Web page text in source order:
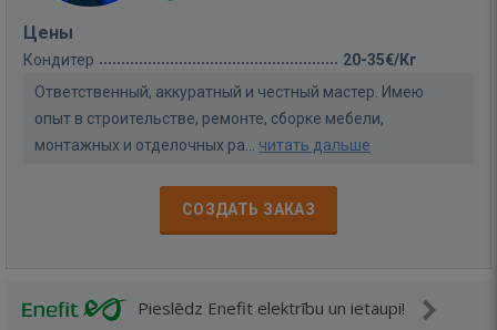
Цены
Кондитер
20-35€/Кг
Ответственный, аккуратный и честный мастер. Имею
опыт в строительстве, ремонте, сборке мебели,
монтажных и отделочных ра... читать дальше
СОЗДАТЬ ЗАКАЗ
Pieslēdz Enefit elektrību un ietaupi!